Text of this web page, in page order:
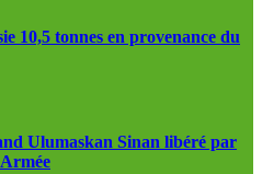
10,5 tonnes en provenance du
Ulumaskan Sinan libéré par